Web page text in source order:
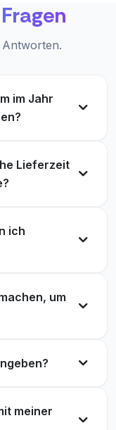
Der Kauf
und effizient.
Meine
Service für
Fragen
im Jahr
Lieferzeit
ich
um
meiner